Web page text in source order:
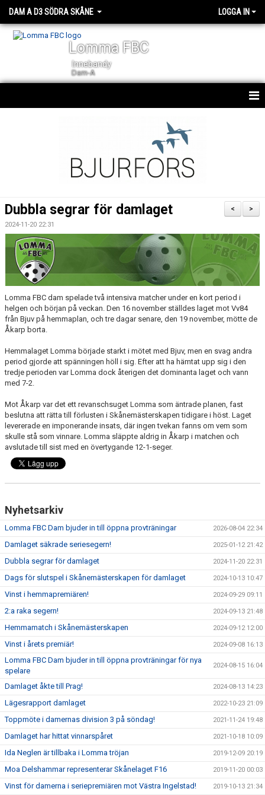
DAM A D3 SÖDRA SKÅNE LOGGA IN
Lomma FBC
Innebandy
Dam-A
DOKUMENT
KONTAKT
MATCHER
>
<
Dubbla segrar för damlaget
2024-11-20 22:31
Lomma FBC dam spelade två intensiva matcher under en kort period i
helgen och början på veckan. Den 16 november ställdes laget mot Vv84
från Bjuv på hemmaplan, och tre dagar senare, den 19 november, mötte de
Åkarp borta.
Hemmalaget Lomma började starkt i mötet med Bjuv, men en svag andra
period gjorde att spänningen höll i sig. Efter att ha hämtat upp sig i den
tredje perioden var Lomma dock återigen det dominanta laget och vann
med 7-2.
Mot Åkarp var det ett revanschsuget Lomma som äntrade planen, fast
beslutna att rätta till förlusten i Skånemästerskapen tidigare i höst. Laget
levererade en imponerande insats, där ingen tvekan fanns om vem som
skulle stå som vinnare. Lomma släppte aldrig in Åkarp i matchen och
avslutade till sist med en övertygande 12-1-seger.
Nyhetsarkiv
Lomma FBC Dam bjuder in till öppna provträningar 2026-08-04 22:34
Damlaget säkrade seriesegern! 2025-01-12 21:42
Dubbla segrar för damlaget 2024-11-20 22:31
Dags för slutspel i Skånemästerskapen för damlaget 2024-10-13 10:47
Vinst i hemmapremiären! 2024-09-29 09:11
2:a raka segern! 2024-09-13 21:48
Hemmamatch i Skånemästerskapen 2024-09-12 12:00
Vinst i årets premiär! 2024-09-08 16:13
Lomma FBC Dam bjuder in till öppna provträningar för nya
spelare
2024-08-15 16:04
Damlaget åkte till Prag! 2024-08-13 14:23
Lägesrapport damlaget 2022-10-23 21:09
Toppmöte i damernas division 3 på söndag! 2021-11-24 19:48
Damlaget har hittat vinnarspåret 2021-10-18 10:09
Ida Neglen är tillbaka i Lomma tröjan 2019-12-09 20:19
Moa Delshammar representerar Skånelaget F16 2019-11-20 00:03
Vinst för damerna i seriepremiären mot Västra Ingelstad! 2019-10-13 21:34